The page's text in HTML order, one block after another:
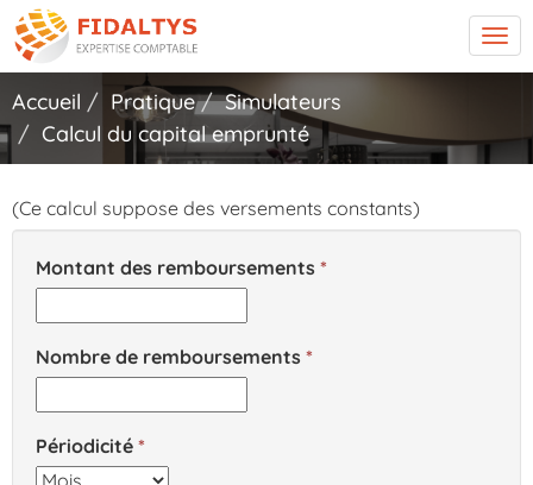
Accueil Pratique
Simulateurs
Calcul du capital emprunté
(Ce calcul suppose des versements constants)
Montant des remboursements
Nombre de remboursements
Périodicité